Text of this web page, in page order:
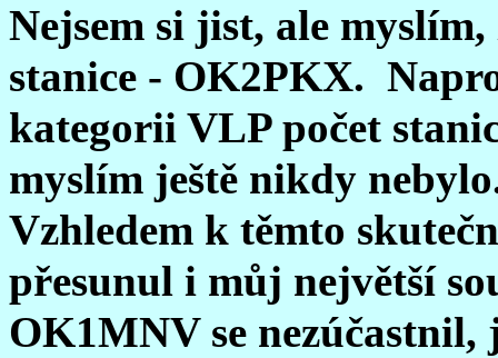
Nejsem si jist, ale
stanice - OK2PKX.
kategorii VLP počet
myslím ještě nikdy
Vzhledem k těmto
přesunul i můj největší
OK1MNV se nezúčastnil,